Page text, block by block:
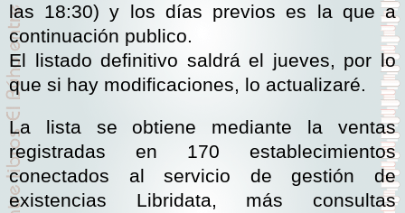
las 18:30) y los días previos es la que a
continuación publico.
El listado definitivo saldrá el jueves, por lo
que si hay modificaciones, lo actualizaré.
La lista se obtiene mediante la ventas
registradas en 170 establecimientos
conectados al servicio de gestión de
existencias Libridata, más consultas